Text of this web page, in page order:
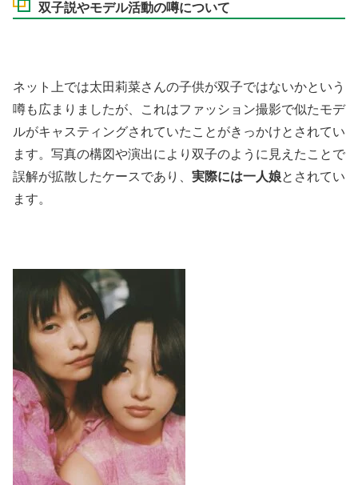
双子説やモデル活動の噂について
ネット上では太田莉菜さんの子供が双子ではないかという
噂も広まりましたが、これはファッション撮影で似たモデ
ルがキャスティングされていたことがきっかけとされてい
ます。写真の構図や演出により双子のように見えたことで
誤解が拡散したケースであり、 実際には一人娘とされてい
ます。